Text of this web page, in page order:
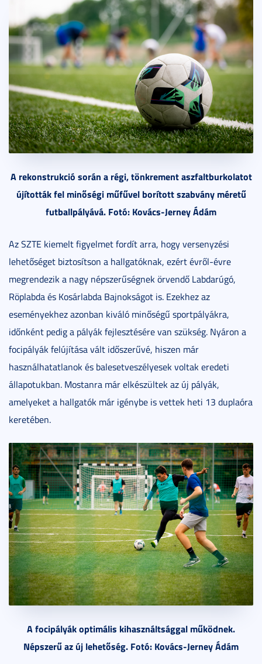
A rekonstrukció során a régi, tönkrement aszfaltburkolatot
újították fel minőségi műfűvel borított szabvány méretű
futballpályává. Fotó: Kovács-Jerney Ádám
Az SZTE kiemelt figyelmet fordít arra, hogy versenyzési
lehetőséget biztosítson a hallgatóknak, ezért évről-évre
megrendezik a nagy népszerűségnek örvendő Labdarúgó,
Röplabda és Kosárlabda Bajnokságot is. Ezekhez az
eseményekhez azonban kiváló minőségű sportpályákra,
időnként pedig a pályák fejlesztésére van szükség. Nyáron a
focipályák felújítása vált időszerűvé, hiszen már
használhatatlanok és balesetveszélyesek voltak eredeti
állapotukban. Mostanra már elkészültek az új pályák,
amelyeket a hallgatók már igénybe is vettek heti 13 duplaóra
keretében.
A focipályák optimális kihasználtsággal működnek.
Népszerű az új lehetőség. Fotó: Kovács-Jerney Ádám